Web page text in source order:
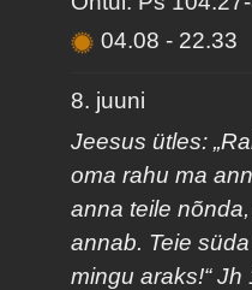
04.08- 22.33
8. juuni
Jeesus ütles:
oma rahu ma
anna teile
annab. Teie
mingu araks!“ Jh